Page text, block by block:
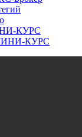
КУРС
КУРС